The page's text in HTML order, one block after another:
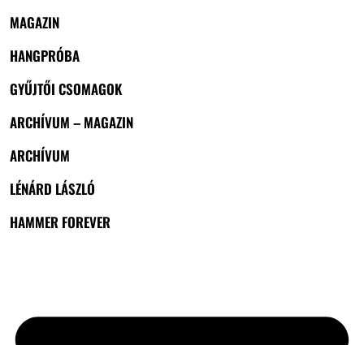
MAGAZIN
HANGPRÓBA
GYŰJTŐI CSOMAGOK
ARCHÍVUM – MAGAZIN
ARCHÍVUM
LÉNÁRD LÁSZLÓ
HAMMER FOREVER